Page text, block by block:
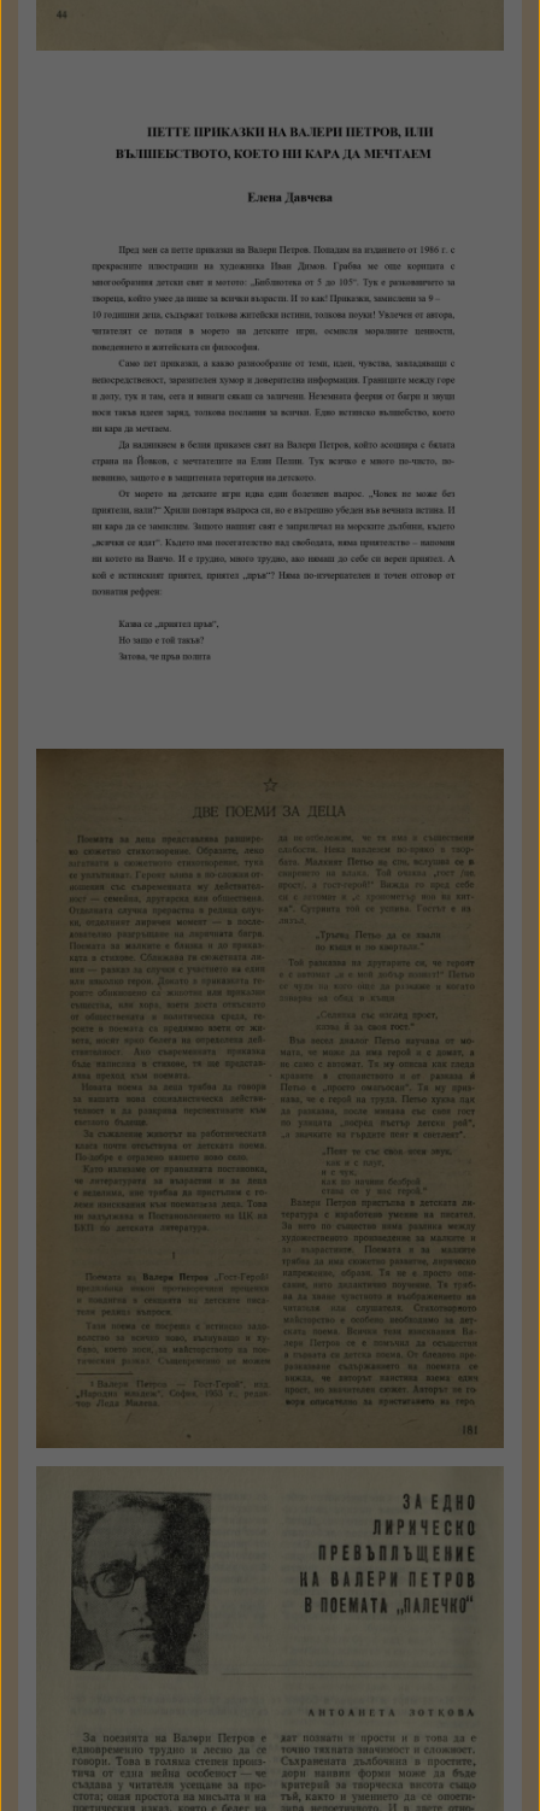
Петров, или вълшебството,
което ни кара да мечтаем
КЪМ ТЕКСТА
Лъчезар Станчев
Две поеми за деца
Септември
1954
кн. 10
181 - 186 стр.
Държател: Институт за
литература - БАН
Заб. Рец. за “Гост герой” от
Валери Петров и “Алена
звездица” от Леда Милева
КЪМ ТЕКСТА
Зоткова, Антоанета
За едно лирическо
превъплъщение на Валери
Петров в поемата „Палечко“
№ 5
стр. 48 - 51